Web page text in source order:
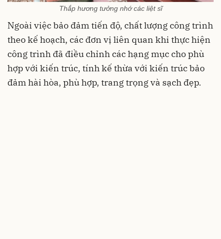
Thắp hương tưởng nhớ các liệt sĩ
Ngoài việc bảo đảm tiến độ, chất lượng công trình
theo kế hoạch, các đơn vị liên quan khi thực hiện
công trình đã điều chỉnh các hạng mục cho phù
hợp với kiến trúc, tính kế thừa với kiến trúc bảo
đảm hài hòa, phù hợp, trang trọng và sạch đẹp.